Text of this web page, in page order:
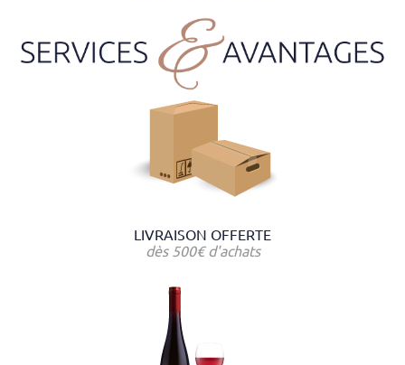
LIVRAISON OFFERTE
dès 500€ d'achats